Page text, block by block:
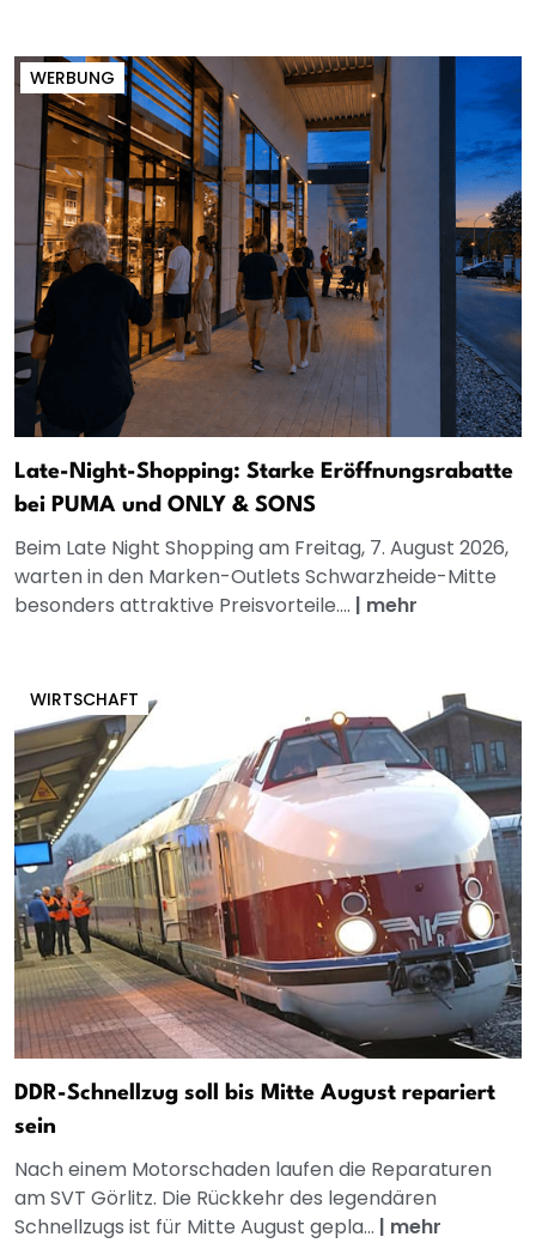
WERBUNG
Late-Night-Shopping: Starke Eröffnungsrabatte
bei PUMA und ONLY & SONS
Beim Late Night Shopping am Freitag, 7. August 2026,
warten in den Marken-Outlets Schwarzheide-Mitte
besonders attraktive Preisvorteile.... | mehr
WIRTSCHAFT
DDR-Schnellzug soll bis Mitte August repariert
sein
Nach einem Motorschaden laufen die Reparaturen
am SVT Görlitz. Die Rückkehr des legendären
Schnellzugs ist für Mitte August gepla... | mehr